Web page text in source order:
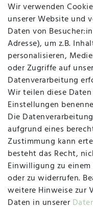
Vertrag
MAPALI VOR ORT
Herzogstraße 10
47533 Kleve
Montag, Dienstag,
09:00 Uhr bis 13:00
Mittwoch
09:00 Uhr bis 12:00
Wir verwenden
unserer Website und
Daten von
Adresse), um z.B.
personalisieren,
oder Zugriffe auf
Datenverarbeitung
Wir teilen diese
Einstellungen
Die
aufgrund eines
Zustimmung kann
besteht das Recht,
Einwilligung zu
oder zu widerrufen.
weitere Hinweise zur
Daten in unserer